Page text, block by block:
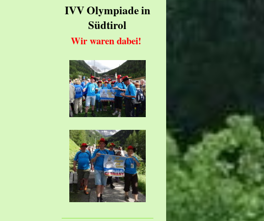
IVV Olympiade in
Südtirol
Wir waren dabei!